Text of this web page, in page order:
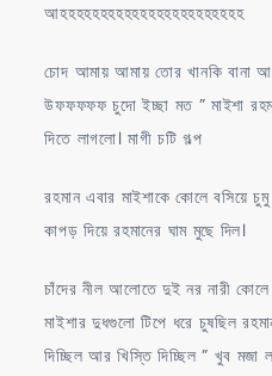
আহহহহহহহহহহহহহহহহহহহহহহহ
চোদ আমায় আমায় তোর খানকি বানা
উফফফফফ চুদো ইচ্ছা মত ” মাইশা
দিতে লাগলো। মাগী চটি গল্প
রহমান এবার মাইশাকে কোলে বসিয়ে
কাপড় দিয়ে রহমানের ঘাম মুছে দিল।
চাঁদের নীল আলোতে দুই নর নারী কোলে
মাইশার দুধগুলো টিপে ধরে চুষছিল
দিচ্ছিল আর খিস্তি দিচ্ছিল ” খুব মজা